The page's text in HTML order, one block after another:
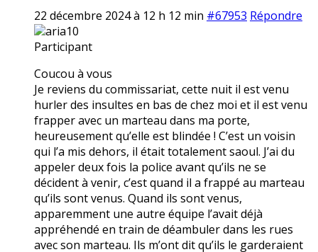
22 décembre 2024 à 12 h 12 min #67953 Répondre
aria10
Participant
Coucou à vous
Je reviens du commissariat, cette nuit il est venu
hurler des insultes en bas de chez moi et il est venu
frapper avec un marteau dans ma porte,
heureusement qu’elle est blindée ! C’est un voisin
qui l’a mis dehors, il était totalement saoul. J’ai du
appeler deux fois la police avant qu’ils ne se
décident à venir, c’est quand il a frappé au marteau
qu’ils sont venus. Quand ils sont venus,
apparemment une autre équipe l’avait déjà
appréhendé en train de déambuler dans les rues
avec son marteau. Ils m’ont dit qu’ils le garderaient